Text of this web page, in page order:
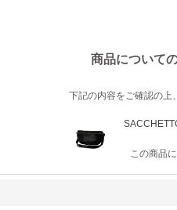
商品について
下記の内容をご確認の上
この商品